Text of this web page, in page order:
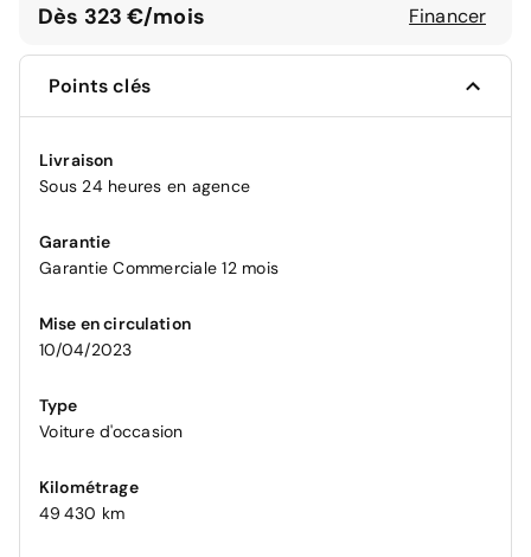
Dès 323 €/mois Financer
Points clés
Livraison
Sous 24 heures en agence
Garantie
Garantie Commerciale 12 mois
Mise en circulation
10/04/2023
Type
Voiture d'occasion
Kilométrage
49 430 km